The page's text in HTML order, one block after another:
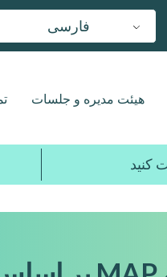
فارسی
هیئت مدیره و جلسات
کنید